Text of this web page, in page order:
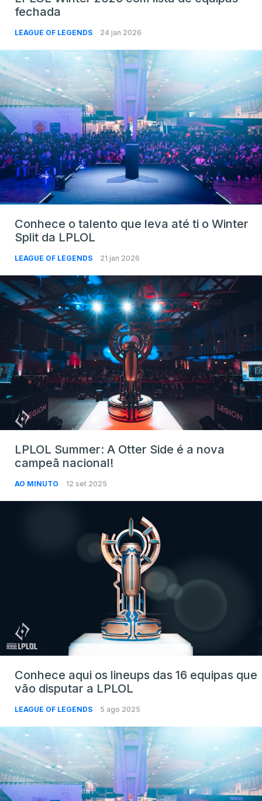
fechada
LEAGUE OF LEGENDS 24 jan 2026
Conhece o talento que leva até ti o Winter
Split da LPLOL
LEAGUE OF LEGENDS 21 jan 2026
LPLOL Summer: A Otter Side é a nova
campeã nacional!
AO MINUTO 12 set 2025
Conhece aqui os lineups das 16 equipas que
vão disputar a LPLOL
LEAGUE OF LEGENDS 5 ago 2025